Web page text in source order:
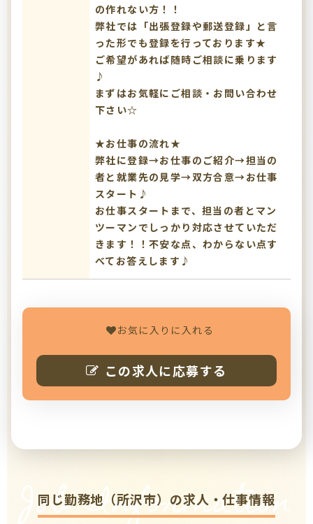
の作れない方！！
弊社では「出張登録や郵送登録」と言
った形でも登録を行っております★
ご希望があれば随時ご相談に乗ります
♪
まずはお気軽にご相談・お問い合わせ
下さい☆
★お仕事の流れ★
弊社に登録→お仕事のご紹介→担当の
者と就業先の見学→双方合意→お仕事
スタート♪
お仕事スタートまで、担当の者とマン
ツーマンでしっかり対応させていただ
きます！！不安な点、わからない点す
べてお答えします♪
お気に入りに入れる
この求人に応募する
Job Information
同じ勤務地（所沢市）の求人・仕事情報